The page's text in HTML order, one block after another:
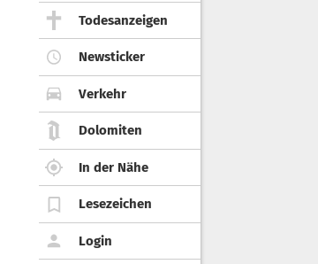
Todesanzeigen
Newsticker
Verkehr
Dolomiten
In der Nähe
Lesezeichen
Login